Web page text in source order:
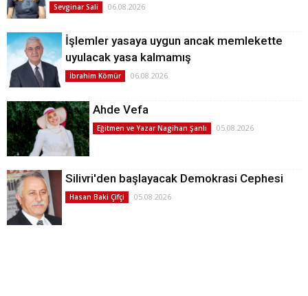
Sevginar Sali 06.08.2026
İşlemler yasaya uygun ancak memlekette
uyulacak yasa kalmamış
İbrahim Kömür 06.08.2026
Ahde Vefa
Eğitmen ve Yazar Nagihan Şanlı 05.08.2026
Silivri'den başlayacak Demokrasi Cephesi
Hasan Baki Çifçi 05.08.2026